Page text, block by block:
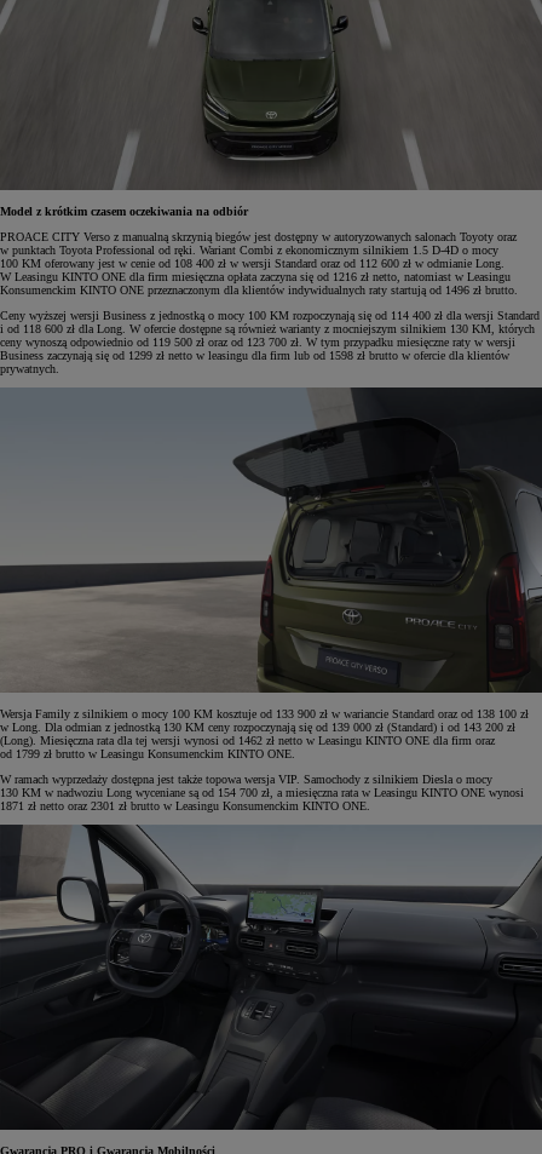
Model z krótkim czasem oczekiwania na odbiór
PROACE CITY Verso z manualną skrzynią biegów jest dostępny w autoryzowanych salonach Toyoty oraz
w punktach Toyota Professional od ręki. Wariant Combi z ekonomicznym silnikiem 1.5 D-4D o mocy
100 KM oferowany jest w cenie od 108 400 zł w wersji Standard oraz od 112 600 zł w odmianie Long.
W Leasingu KINTO ONE dla firm miesięczna opłata zaczyna się od 1216 zł netto, natomiast w Leasingu
Konsumenckim KINTO ONE przeznaczonym dla klientów indywidualnych raty startują od 1496 zł brutto.
Ceny wyższej wersji Business z jednostką o mocy 100 KM rozpoczynają się od 114 400 zł dla wersji Standard
i od 118 600 zł dla Long. W ofercie dostępne są również warianty z mocniejszym silnikiem 130 KM, których
ceny wynoszą odpowiednio od 119 500 zł oraz od 123 700 zł. W tym przypadku miesięczne raty w wersji
Business zaczynają się od 1299 zł netto w leasingu dla firm lub od 1598 zł brutto w ofercie dla klientów
prywatnych.
Wersja Family z silnikiem o mocy 100 KM kosztuje od 133 900 zł w wariancie Standard oraz od 138 100 zł
w Long. Dla odmian z jednostką 130 KM ceny rozpoczynają się od 139 000 zł (Standard) i od 143 200 zł
(Long). Miesięczna rata dla tej wersji wynosi od 1462 zł netto w Leasingu KINTO ONE dla firm oraz
od 1799 zł brutto w Leasingu Konsumenckim KINTO ONE.
W ramach wyprzedaży dostępna jest także topowa wersja VIP. Samochody z silnikiem Diesla o mocy
130 KM w nadwoziu Long wyceniane są od 154 700 zł, a miesięczna rata w Leasingu KINTO ONE wynosi
1871 zł netto oraz 2301 zł brutto w Leasingu Konsumenckim KINTO ONE.
Gwarancja PRO i Gwarancja Mobilności